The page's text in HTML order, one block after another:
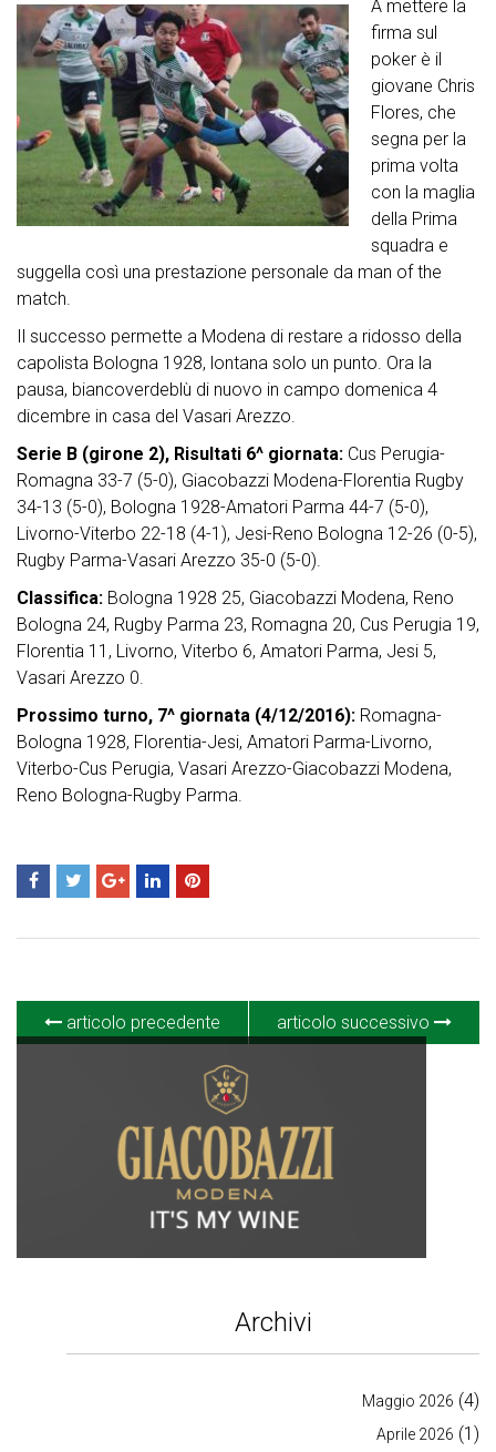
A mettere la
firma sul
poker è il
giovane Chris
Flores, che
segna per la
prima volta
con la maglia
della Prima
squadra e
suggella così una prestazione personale da man of the
match.
Il successo permette a Modena di restare a ridosso della
capolista Bologna 1928, lontana solo un punto. Ora la
pausa, biancoverdeblù di nuovo in campo domenica 4
dicembre in casa del Vasari Arezzo.
Serie B (girone 2), Risultati 6^ giornata: Cus Perugia-
Romagna 33-7 (5-0), Giacobazzi Modena-Florentia Rugby
34-13 (5-0), Bologna 1928-Amatori Parma 44-7 (5-0),
Livorno-Viterbo 22-18 (4-1), Jesi-Reno Bologna 12-26 (0-5),
Rugby Parma-Vasari Arezzo 35-0 (5-0).
Classifica: Bologna 1928 25, Giacobazzi Modena, Reno
Bologna 24, Rugby Parma 23, Romagna 20, Cus Perugia 19,
Florentia 11, Livorno, Viterbo 6, Amatori Parma, Jesi 5,
Vasari Arezzo 0.
Prossimo turno, 7^ giornata (4/12/2016): Romagna-
Bologna 1928, Florentia-Jesi, Amatori Parma-Livorno,
Viterbo-Cus Perugia, Vasari Arezzo-Giacobazzi Modena,
Reno Bologna-Rugby Parma.
articolo precedente articolo successivo
Archivi
Maggio 2026 (4)
Aprile 2026 (1)